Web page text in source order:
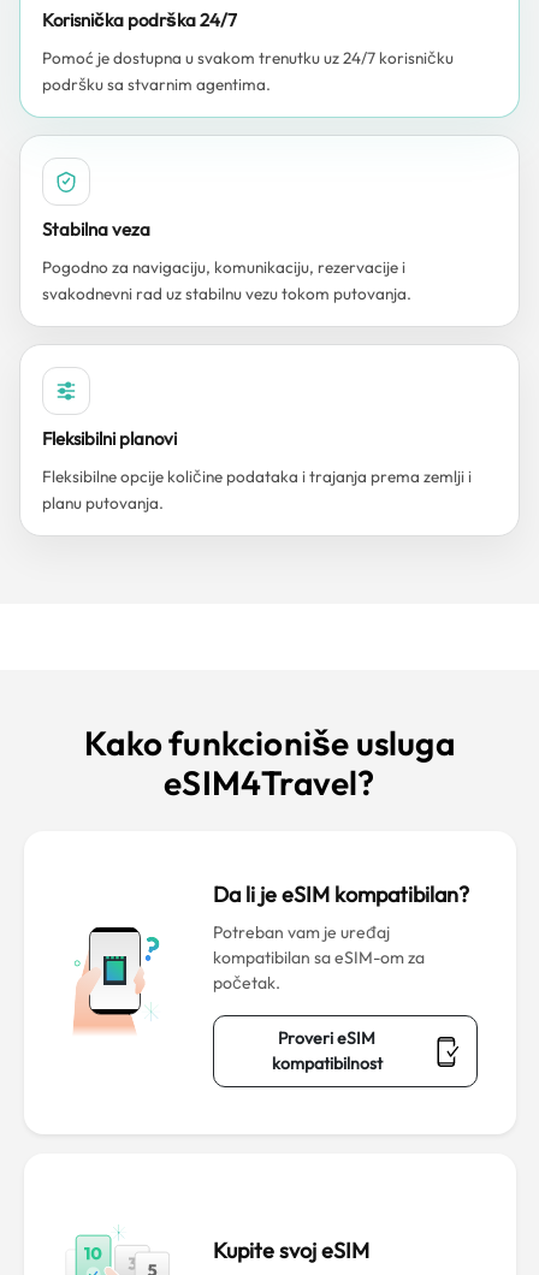
Korisnička podrška 24/7
Pomoć je dostupna u svakom trenutku uz 24/7 korisničku
podršku sa stvarnim agentima.
Stabilna veza
Pogodno za navigaciju, komunikaciju, rezervacije i
svakodnevni rad uz stabilnu vezu tokom putovanja.
Fleksibilni planovi
Fleksibilne opcije količine podataka i trajanja prema zemlji i
planu putovanja.
Kako funkcioniše usluga
eSIM4Travel?
Da li je eSIM kompatibilan?
Potreban vam je uređaj
kompatibilan sa eSIM-om za
početak.
Proveri eSIM
kompatibilnost
Kupite svoj eSIM